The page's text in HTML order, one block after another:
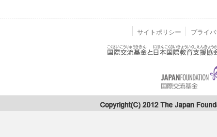
サイトポリシー プライ